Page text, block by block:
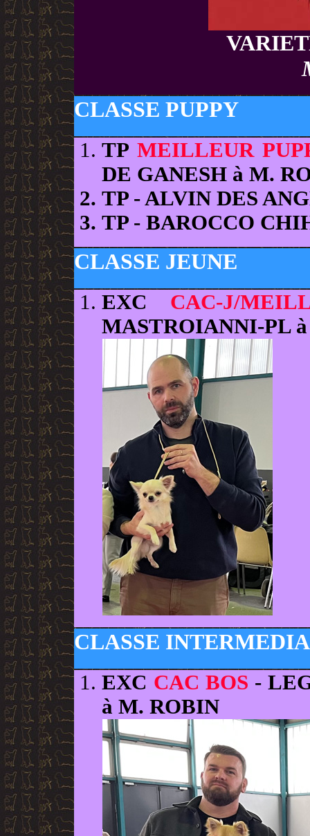
CLASSE PUPPY
TP MEILLEUR
DE GANESH à M.
TP - ALVIN DES
TP - BAROCCO
CLASSE JEUNE
EXC CAC-J/
MASTROIANNI-PL
CLASSE
EXC CAC BOS -
à M. ROBIN